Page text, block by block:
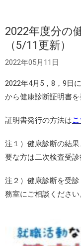
2022年度分の
（5/11更新）
2022年05月11日
2022年4月5，8，9日
から健康診断証明書を
証明書発行の方法は
注１）健康診断の結
要な方は二次検査受診
注２）健康診断を受
務室にご相談ください